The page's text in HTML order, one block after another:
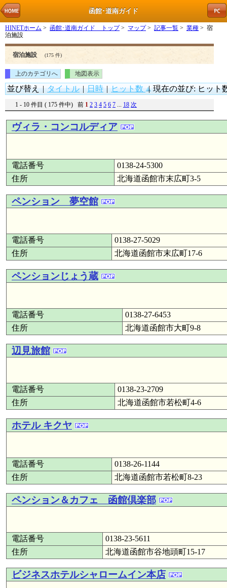
函館･道南ガイド
HINETホーム > 函館･道南ガイド トップ> マップ> 記事一覧 > 業種 > 宿
泊施設
宿泊施設 (175 件)
上のカテゴリへ 地図表示
並び替え | タイトル | 日時 | ヒット数 | 現在の並び: ヒット
1 - 10 件目 ( 175 件中) 前 1 2 3 4 5 6 7 ... 18 次
ヴィラ・コンコルディア
電話番号
0138-24-5300
住所
北海道函館市末広町3-5
ペンション 夢空館
電話番号
0138-27-5029
住所
北海道函館市末広町17-6
ペンションじょう蔵
電話番号
0138-27-6453
住所
北海道函館市大町9-8
辺見旅館
電話番号
0138-23-2709
住所
北海道函館市若松町4-6
ホテル キクヤ
電話番号
0138-26-1144
住所
北海道函館市若松町8-23
ペンション＆カフェ 函館倶楽部
電話番号
0138-23-5611
住所
北海道函館市谷地頭町15-17
ビジネスホテルシャロームイン本店